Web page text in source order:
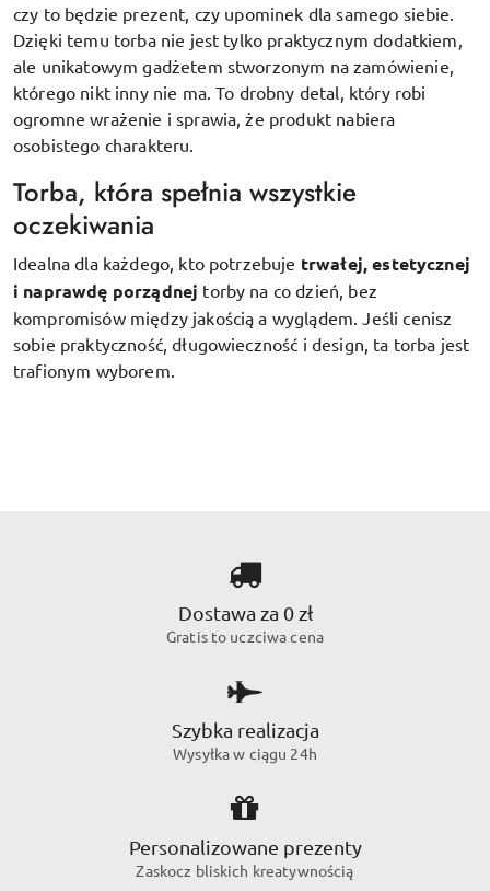
czy to będzie prezent, czy upominek dla samego siebie.
Dzięki temu torba nie jest tylko praktycznym dodatkiem,
ale unikatowym gadżetem stworzonym na zamówienie,
którego nikt inny nie ma. To drobny detal, który robi
ogromne wrażenie i sprawia, że produkt nabiera
osobistego charakteru.
Torba, która spełnia wszystkie
oczekiwania
Idealna dla każdego, kto potrzebuje trwałej, estetycznej
i naprawdę porządnej torby na co dzień, bez
kompromisów między jakością a wyglądem. Jeśli cenisz
sobie praktyczność, długowieczność i design, ta torba jest
trafionym wyborem.
Dostawa za 0 zł
Gratis to uczciwa cena
Szybka realizacja
Wysyłka w ciągu 24h
Personalizowane prezenty
Zaskocz bliskich kreatywnością